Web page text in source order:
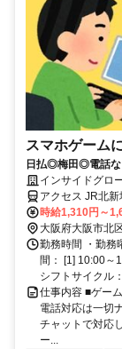
スマホゲーム
日払◎梅田◎電話な
設定方法のチャッ
インサイドグロ
アクセス JR北
ロ 梅田駅から徒
時給1,310円～
大阪府大阪市北
勤務時間 ・勤務
間： [1] 10:00～
シフトサイクル
仕事内容 ■ゲー
電話対応は一切
チャットで対応
ー...